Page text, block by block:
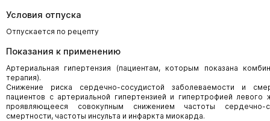
Условия отпуска
Отпускается по рецепту
Показания к применению
Артериальная гипертензия (пациентам, которым показана
терапия).
Снижение риска сердечно-сосудистой заболеваемости и
пациентов с артериальной гипертензией и гипертрофией левого
проявляющееся совокупным снижением частоты сердечно-
смертности, частоты инсульта и инфаркта миокарда.